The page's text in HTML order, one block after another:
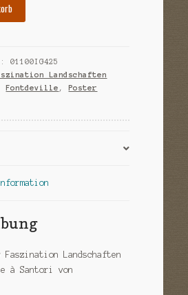
01100IG425
Landschaften
Fontdeville , Poster
Faszination Landschaften
à Santori von